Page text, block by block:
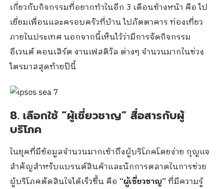
เกี่ยวกับกิจกรรมที่อยากทำในอีก 3 เดือนข้างหน้า คือ ไป
เยี่ยมเพื่อนและครอบครัวที่บ้าน ไปภัตตาคาร ท่องเที่ยว
ภายในประเทศ นอกจากนี้เห็นไว้ว่ามีการจัดกิจกรรม
อีเวนต์ คอนเสิร์ต งานเฟสติวัล ต่างๆ จำนวนมากในช่วง
ไตรมาสสุดท้ายปีนี้
8. เลือกใช้ “ผู้เชี่ยวชาญ” สื่อสารกับผู้
บริโภค
ในยุคที่มีข้อมูลจำนวนมากเข้าถึงผู้บริโภคโดยง่าย กุญแจ
สำคัญสำหรับแบรนด์สินค้าและนักการตลาดในการช่วย
ผู้บริโภคตัดสินใจได้เร็วขึ้น คือ “ผู้เชี่ยวชาญ”ที่มีความรู้